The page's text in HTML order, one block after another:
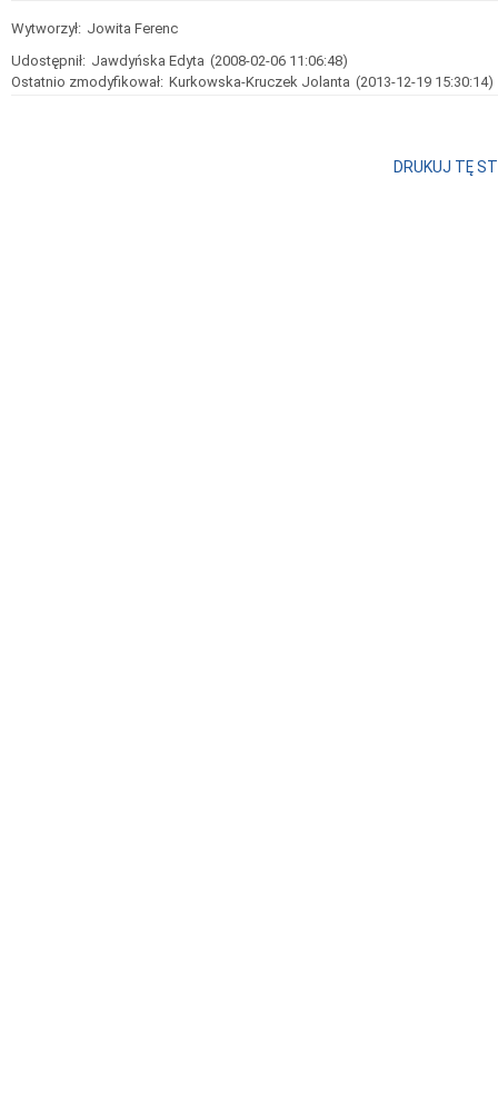
Wytworzył: Jowita Ferenc
Udostępnił: Jawdyńska Edyta (2008-02-06 11:06:48)
Ostatnio zmodyfikował: Kurkowska-Kruczek Jolanta (2013-12-19 15:30:14)
DRUKUJ TĘ